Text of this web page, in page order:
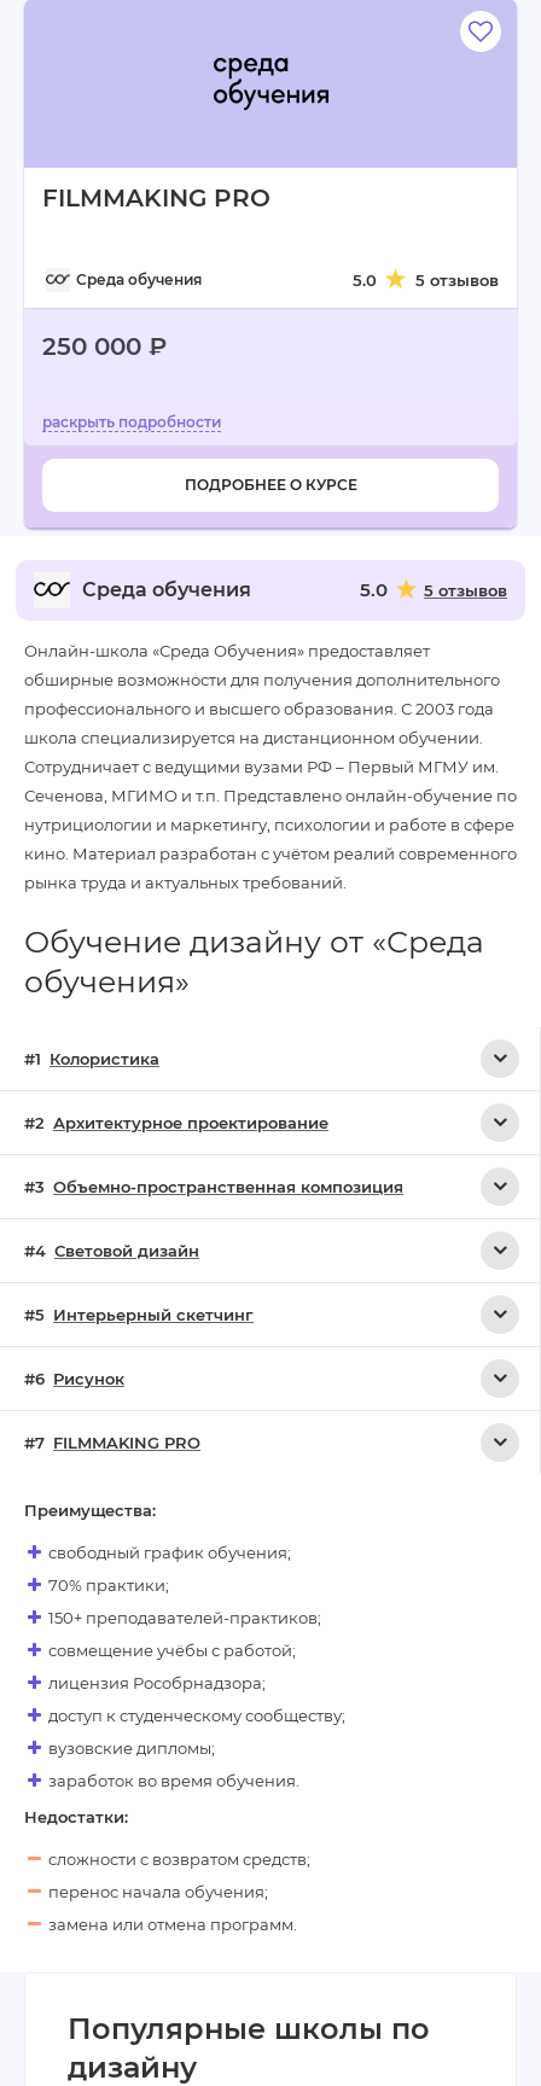
FILMMAKING PRO
Среда обучения 5.0 5 отзывов
250 000 ₽
ПОДРОБНЕЕ О КУРСЕ
Среда обучения 5.0 5 отзывов
Онлайн-школа «Среда Обучения» предоставляет
обширные возможности для получения дополнительного
профессионального и высшего образования. С 2003 года
школа специализируется на дистанционном обучении.
Сотрудничает с ведущими вузами РФ – Первый МГМУ им.
Сеченова, МГИМО и т.п. Представлено онлайн-обучение по
нутрициологии и маркетингу, психологии и работе в сфере
кино. Материал разработан с учётом реалий современного
рынка труда и актуальных требований.
Обучение дизайну от «Среда
обучения»
Колористика
Архитектурное проектирование
Объемно-пространственная композиция
Световой дизайн
Интерьерный скетчинг
Рисунок
FILMMAKING PRO
Преимущества:
свободный график обучения;
70% практики;
150+ преподавателей-практиков;
совмещение учёбы с работой;
лицензия Рособрнадзора;
доступ к студенческому сообществу;
вузовские дипломы;
заработок во время обучения.
Недостатки:
сложности с возвратом средств;
перенос начала обучения;
замена или отмена программ.
Популярные школы по
дизайну